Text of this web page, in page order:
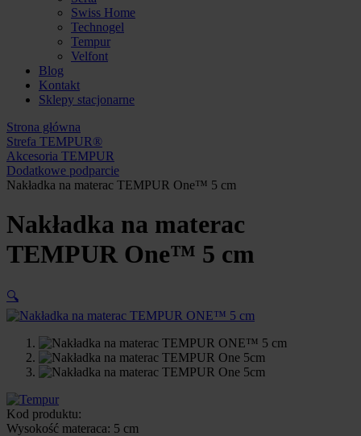
Swiss Home
Technogel
Tempur
Velfont
Blog
Kontakt
Sklepy stacjonarne
Strona główna
Strefa TEMPUR®
Akcesoria TEMPUR
Dodatkowe podparcie
Nakładka na materac TEMPUR One™ 5 cm
Nakładka na materac
TEMPUR One™ 5 cm
🔍
Kod produktu:
Wysokość materaca: 5 cm